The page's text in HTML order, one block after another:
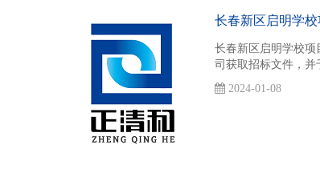
长春新区启明学
长春新区启明学校
司获取招标文件，并
2024-01-08